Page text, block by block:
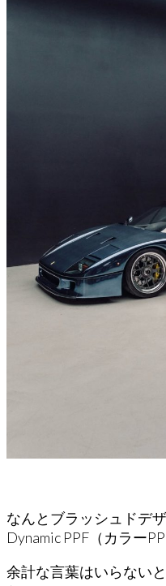
なんとブラッシュドデ
Dynamic PPF（カラー
余計な言葉はいらない